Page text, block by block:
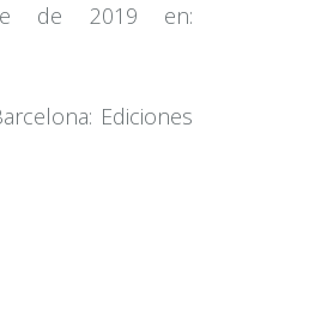
de 2019 en:
Ediciones